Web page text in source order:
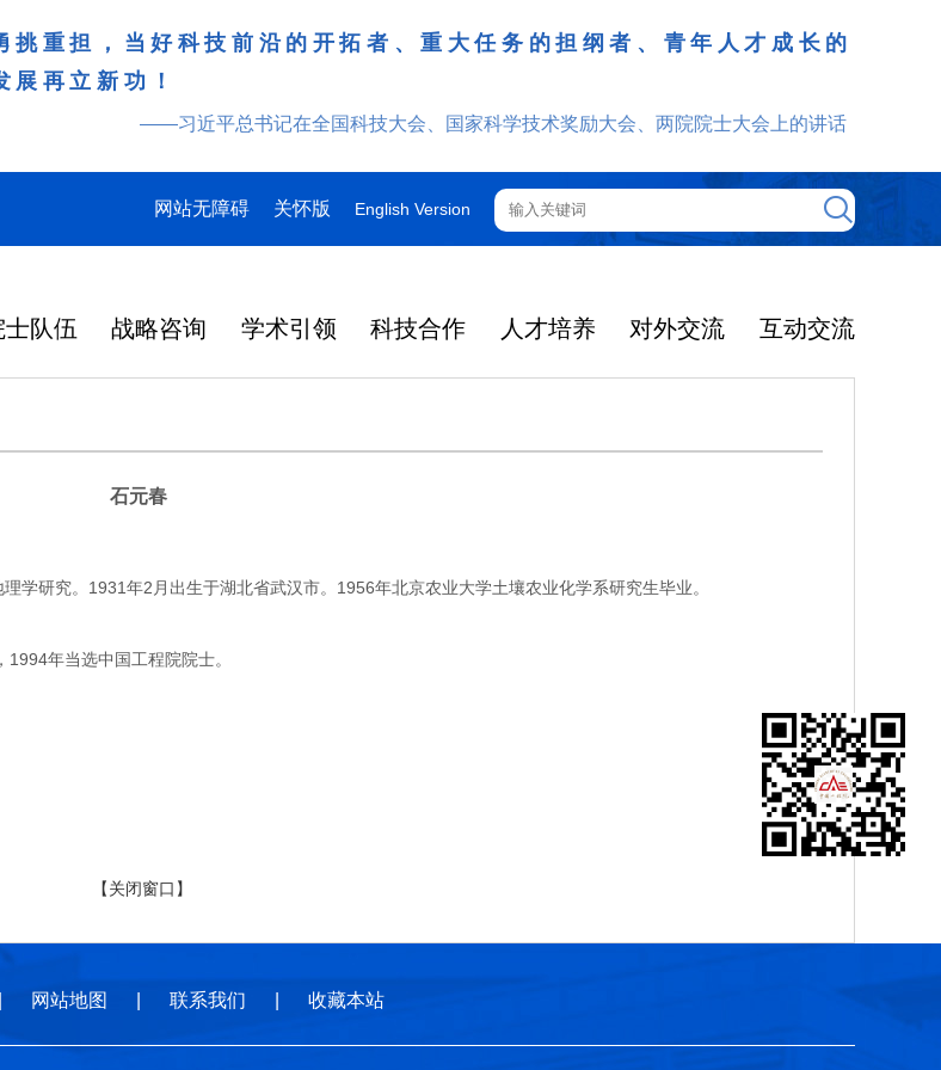
重担，当好科技前沿的开拓者、重大任务的担纲者、青年人才成长的
再立新功！
——习近平总书记在全国科技大会、国家科学技术奖励大会、两院院士大会上的讲话
网站无障碍 关怀版 English Version
士队伍 战略咨询 学术引领 科技合作 人才培养 对外交流 互动交流
石元春
研究。1931年2月出生于湖北省武汉市。1956年北京农业大学土壤农业化学系研究生毕业。
年当选中国工程院院士。
【关闭窗口】
网站地图 联系我们 收藏本站